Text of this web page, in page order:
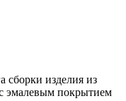
сборки изделия из
эмалевым покрытием